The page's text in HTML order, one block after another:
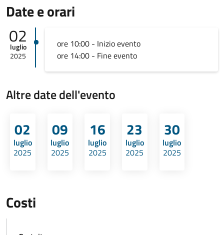
Date e orari
02
luglio
2025
ore 10:00 - Inizio evento
ore 14:00 - Fine evento
Altre date dell'evento
02
luglio
2025
09
luglio
2025
16
luglio
2025
23
luglio
2025
30
luglio
2025
Costi